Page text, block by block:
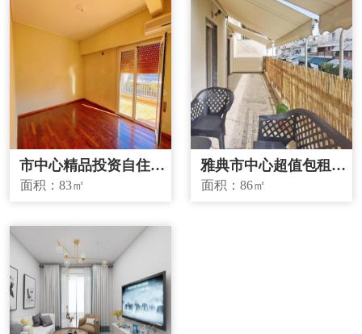
市中心精品投资自住两
宜房源
面积：83㎡
雅典市中心超值包租房
源
面积：86㎡